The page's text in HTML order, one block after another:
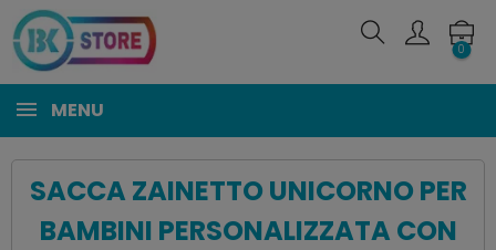
0
MENU
SACCA ZAINETTO UNICORNO PER
BAMBINI PERSONALIZZATA CON